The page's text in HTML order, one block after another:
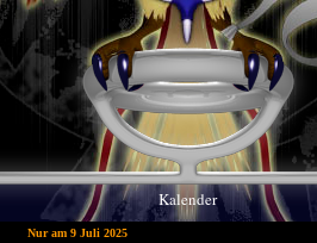
Kalender
Nur am 9 Juli 2025